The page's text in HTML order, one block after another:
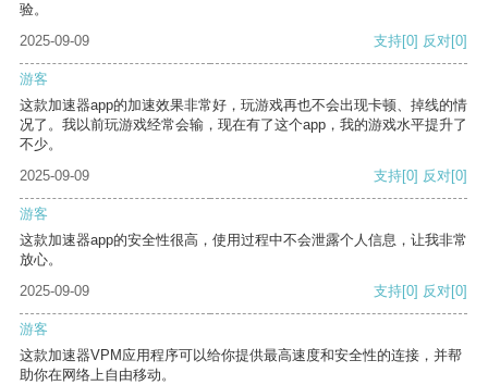
验。
2025-09-09
支持[0] 反对[0]
游客
这款加速器app的加速效果非常好，玩游戏再也不会出现卡顿、掉线的情
况了。我以前玩游戏经常会输，现在有了这个app，我的游戏水平提升了
不少。
2025-09-09
支持[0] 反对[0]
游客
这款加速器app的安全性很高，使用过程中不会泄露个人信息，让我非常
放心。
2025-09-09
支持[0] 反对[0]
游客
这款加速器VPM应用程序可以给你提供最高速度和安全性的连接，并帮
助你在网络上自由移动。